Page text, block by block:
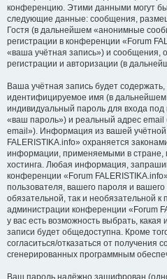
конференцию. Этими данными могут
следующие данные: сообщения,
Гостя (в дальнейшем «анонимные
регистрации в конференции «Forum
«ваша учётная запись») и сообщения,
регистрации и авторизации (в
Ваша учётная запись будет
идентифицируемое имя (в
индивидуальный пароль для входа
«ваш пароль») и реальный адрес
email»). Информация из вашей
FALERISTIKA.info» охраняется
информации, применяемыми в стране,
хостинга. Любая информация,
конференции «Forum
пользователя, вашего пароля и
обязательной, так и необязательной
администрации конференции «Forum
у вас есть возможность выбрать,
записи будет общедоступна. Кроме
согласиться/отказаться от получения
сгенерированных программным
Ваш пароль надёжно зашифрован